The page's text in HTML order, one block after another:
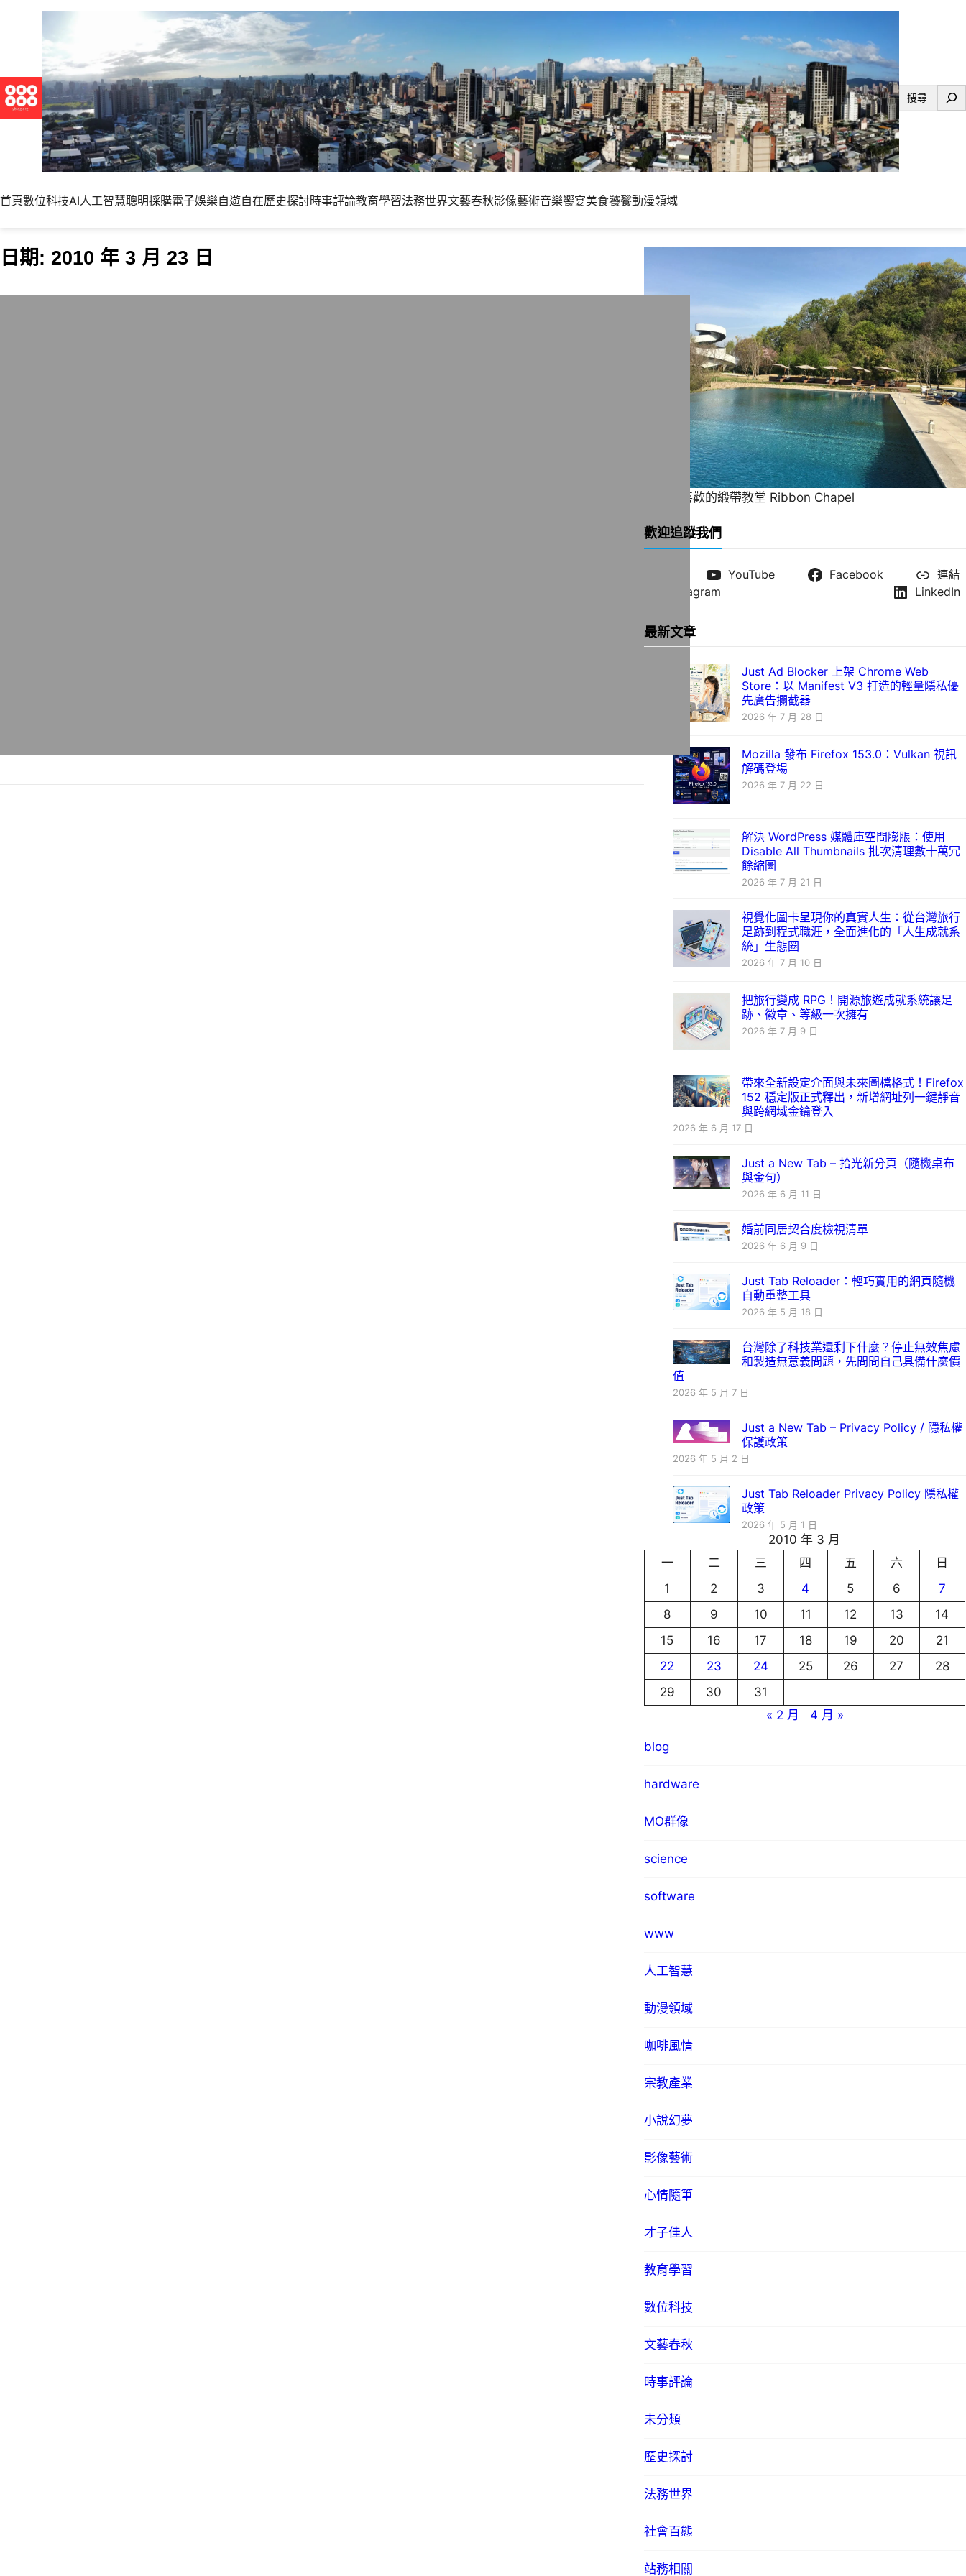
搜
首頁數位科技AI人工智慧聰明採購電子娛樂自遊自在歷史探討時事評論教育學習法務世界文藝春秋影像藝術音樂饗宴美食饕餮動漫領域
日期: 2010 年 3 月 23 日
一直很喜歡的緞帶教堂 Ribbon Chapel
歡迎追蹤我們
YouTube Facebook
連結
Instagram
LinkedIn
最新文章
Just Ad Blocker 上架 Chrome Web
Store：以 Manifest V3 打造的輕量隱私優
先廣告攔截器
2026 年 7 月 28 日
Mozilla 發布 Firefox 153.0：Vulkan 視訊
解碼登場
2026 年 7 月 22 日
解決 WordPress 媒體庫空間膨脹：使用
Disable All Thumbnails 批次清理數十萬冗
餘縮圖
2026 年 7 月 21 日
視覺化圖卡呈現你的真實人生：從台灣旅行
足跡到程式職涯，全面進化的「人生成就系
統」生態圈
2026 年 7 月 10 日
把旅行變成 RPG！開源旅遊成就系統讓足
跡、徽章、等級一次擁有
2026 年 7 月 9 日
帶來全新設定介面與未來圖檔格式！Firefox
152 穩定版正式釋出，新增網址列一鍵靜音
與跨網域金鑰登入
2026 年 6 月 17 日
Just a New Tab – 拾光新分頁（隨機桌布
與金句）
2026 年 6 月 11 日
婚前同居契合度檢視清單
2026 年 6 月 9 日
Just Tab Reloader：輕巧實用的網頁隨機
自動重整工具
2026 年 5 月 18 日
台灣除了科技業還剩下什麼？停止無效焦慮
和製造無意義問題，先問問自己具備什麼價
值
2026 年 5 月 7 日
Just a New Tab – Privacy Policy / 隱私權
保護政策
2026 年 5 月 2 日
Just Tab Reloader Privacy Policy 隱私權
政策
2026 年 5 月 1 日
2010 年 3 月
一
二 三 四 五 六
日
1
2 3 4 5 6
7
8
9 10 11 12 13
14
15
16 17 18 19 20
21
22
23 24 25 26 27
28
29
30
31
« 2 月
4 月 »
blog
hardware
MO群像
science
software
www
人工智慧
動漫領域
咖啡風情
宗教產業
小說幻夢
影像藝術
心情隨筆
才子佳人
教育學習
數位科技
文藝春秋
時事評論
未分類
歷史探討
法務世界
社會百態
站務相關